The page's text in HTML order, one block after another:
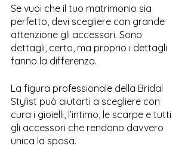
Se vuoi che il tuo matrimonio sia
perfetto, devi scegliere con grande
attenzione gli accessori. Sono
dettagli, certo, ma proprio i dettagli
fanno la differenza.
La figura professionale della Bridal
Stylist può aiutarti a scegliere con
cura i gioielli, l’intimo, le scarpe e tutti
gli accessori che rendono davvero
unica la sposa.